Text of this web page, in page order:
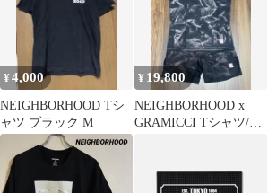
¥4,000
NEIGHBORHOOD Tシ
ャツ ブラック M
¥ 19,800
NEIGHBORHOOD x
GRAMICCI Tシャツ/シ